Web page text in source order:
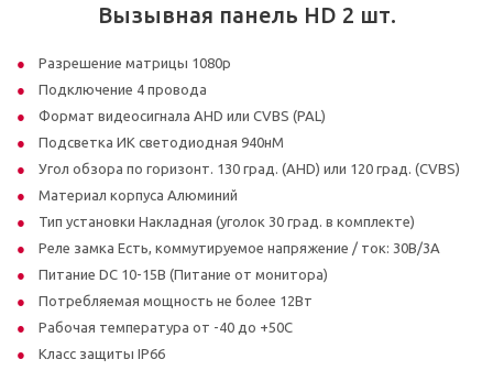
Вызывная панель HD 2 шт.
Разрешение матрицы 1080p
Подключение 4 провода
Формат видеосигнала AHD или CVBS (PAL)
Подсветка ИК светодиодная 940нМ
Угол обзора по горизонт. 130 град. (AHD) или 120 град. (CVBS)
Материал корпуса Алюминий
Тип установки Накладная (уголок 30 град. в комплекте)
Реле замка Есть, коммутируемое напряжение / ток: 30В/3А
Питание DC 10-15В (Питание от монитора)
Потребляемая мощность не более 12Вт
Рабочая температура от -40 до +50С
Класс защиты IP66